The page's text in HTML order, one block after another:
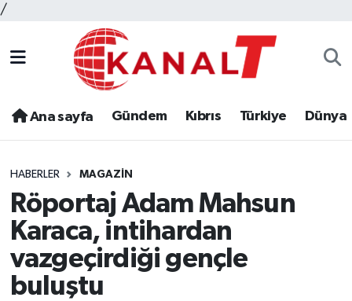
/
Ana sayfa Gündem Kıbrıs Türkiye Dünya
HABERLER MAGAZIN
Röportaj Adam Mahsun
Karaca, intihardan
vazgeçirdiği gençle
buluştu